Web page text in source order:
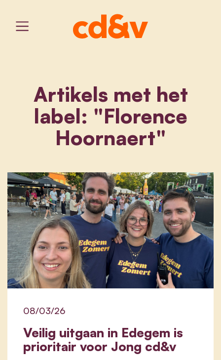
Artikels met het
label: "Florence
Hoornaert"
Veilig uitgaan in Edegem is
prioritair voor Jong cd&v
08/03/26